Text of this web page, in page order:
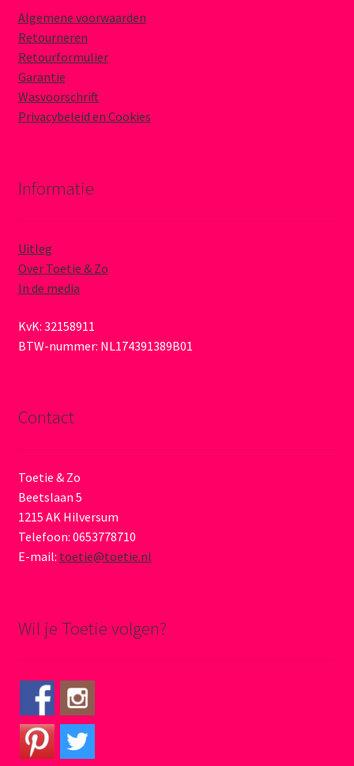
Algemene voorwaarden
Retourneren
Retourformulier
Garantie
Wasvoorschrift
Privacybeleid en Cookies
Informatie
Uitleg
Over Toetie & Zo
In de media
KvK: 32158911
BTW-nummer: NL174391389B01
Contact
Toetie & Zo
Beetslaan 5
1215 AK Hilversum
Telefoon: 0653778710
E-mail: toetie@toetie.nl
Wil je Toetie volgen?